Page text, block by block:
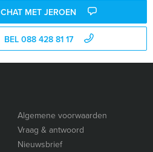
CHAT MET JEROEN
BEL 088 428 81 17
Algemene voorwaarden
Vraag & antwoord
Nieuwsbrief